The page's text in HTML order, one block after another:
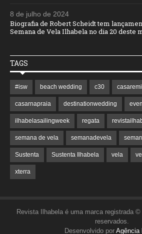
8 de julho de 2024
Biografia de Robert Scheidt tem
Semana de Vela Ilhabela no dia 20 deste
TAGS
#isw beach wedding c30
casarnapraia destinationwedding
ilhabelasailingweek regata
semana de vela semanadevela
Sustenta Sustenta Ilhabela vela
xterra
Revista Ilhabela é uma marca registrada
reservados.
Desenvolvido por Agência